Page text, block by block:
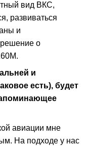
вид ВКС,
развиваться
и
о
и
есть), будет
авиации мне
На подходе у нас